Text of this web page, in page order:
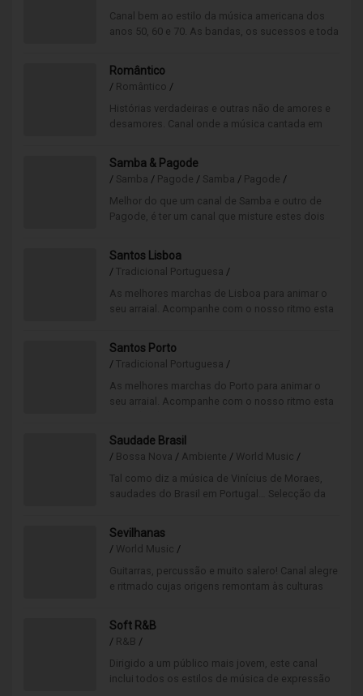
Um crescimento gradual, que termina no grande
dia festivo que é o Natal, com músicas natalícias
A partir de 26 de dezembro e até ao início de
janeiro dar-se-á uma transição suave para o fim
da época festiva, com cerca de 25% de músicas
natalícias.
Music ou, caso ainda não tenha solicitado a sua
disponibilização, entre em contato connosco
para que possamos disponibilizar o canal Rádio
XMAS no seu serviço de música.
Canal bem ao estilo da música americana dos
anos 50, 60 e 70. As bandas, os sucessos e toda
num só canal.
Romântico
/ Romântico /
Histórias verdadeiras e outras não de amores e
desamores. Canal onde a música cantada em
as mais conhecidas baladas internacionais.
Samba & Pagode
/ Samba / Pagode / Samba / Pagode /
Melhor do que um canal de Samba e outro de
Pagode, é ter um canal que misture estes dois
Santos Lisboa
/ Tradicional Portuguesa /
As melhores marchas de Lisboa para animar o
seu arraial. Acompanhe com o nosso ritmo esta
como os santos populares.
Santos Porto
/ Tradicional Portuguesa /
As melhores marchas do Porto para animar o
seu arraial. Acompanhe com o nosso ritmo esta
como os santos populares.
Saudade Brasil
/ Bossa Nova / Ambiente / World Music /
Tal como diz a música de Vinícius de Moraes,
saudades do Brasil em Portugal… Selecção da
do país irmão.
Sevilhanas
/ World Music /
Guitarras, percussão e muito salero! Canal alegre
e ritmado cujas origens remontam às culturas
judaica.
Soft R&B
/ R&B /
Dirigido a um público mais jovem, este canal
inclui todos os estilos de música de expressão